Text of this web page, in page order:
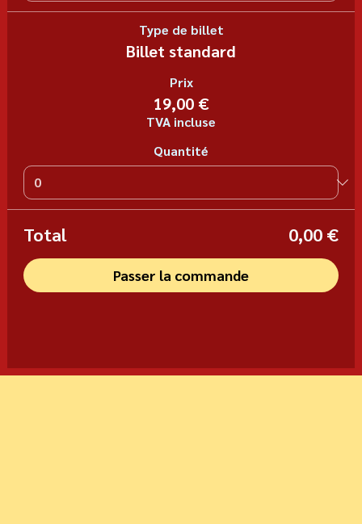
Type de billet
Billet standard
Prix
19,00 €
TVA incluse
Quantité
Total 0,00 €
Passer la commande